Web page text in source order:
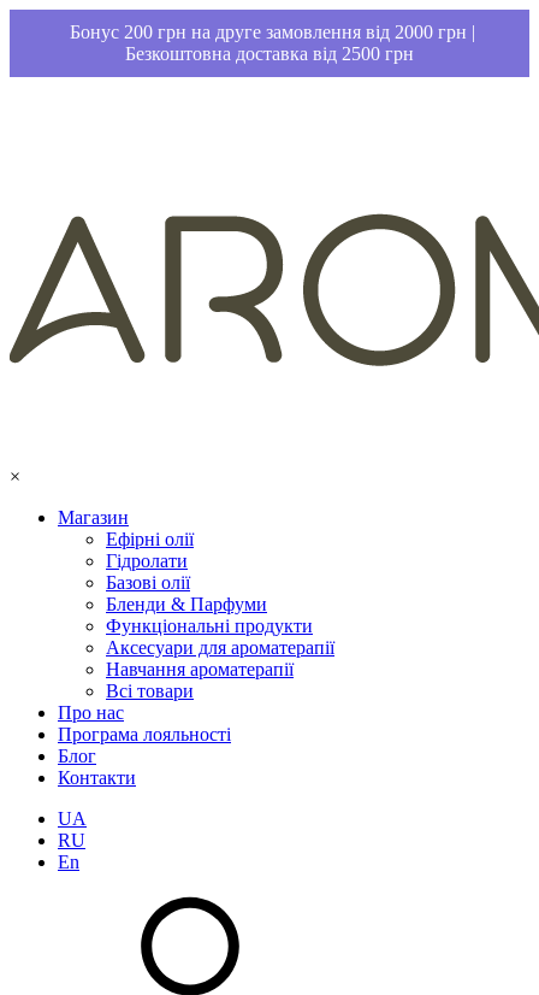
Бонус 200 грн на друге замовлення від 2000 грн |
Безкоштовна доставка від 2500 грн
×
Магазин
Ефірні олії
Гідролати
Базові олії
Бленди & Парфуми
Функціональні продукти
Аксесуари для ароматерапії
Навчання ароматерапії
Всі товари
Про нас
Програма лояльності
Блог
Контакти
UA
RU
En